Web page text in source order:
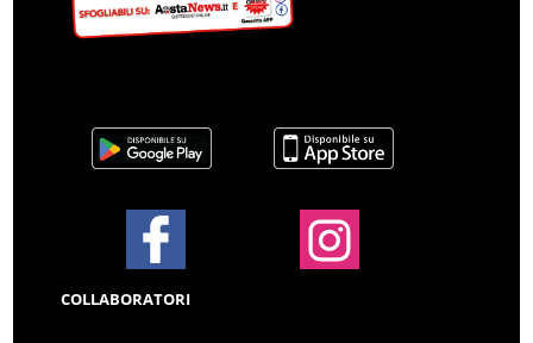
COLLABORATORI